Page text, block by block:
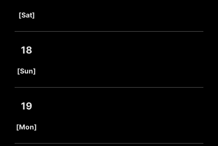
[Sat]
18
[Sun]
19
[Mon]